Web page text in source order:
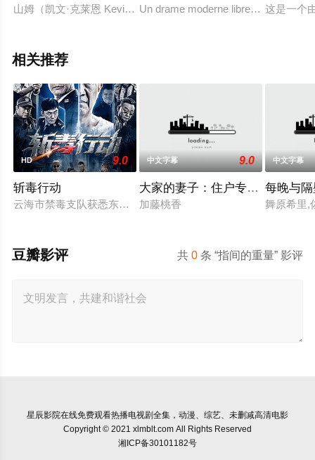
山姆（凯文·克莱恩 Kevin Kline 饰）和妻子结婚多年，两人感
Un drame moderne librement adapté
这是一个
相关推荐
HD 9.0
斩毒行动
云海市禁毒支队获悉东南亚毒王廖爷将携600余公斤毒品来云交
中文字幕 9.0
大家的妻子：住户专用洞口
加藤桃香
中文字幕
每晚与
舞原希里,
共0 条 “指间的重量” 影评
豆瓣影评
星辰影院在线免费观看热播电视剧全集，动漫、综艺、未删减高清电影
Copyright © 2021 xlmblt.com All Rights Reserved
湘ICP备30101182号